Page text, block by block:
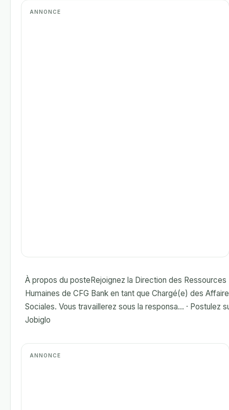
À propos du posteRejoignez la Direction des Ressources
Humaines de CFG Bank en tant que Chargé(e) des
Sociales. Vous travaillerez sous la responsa... · Postulez
Jobiglo